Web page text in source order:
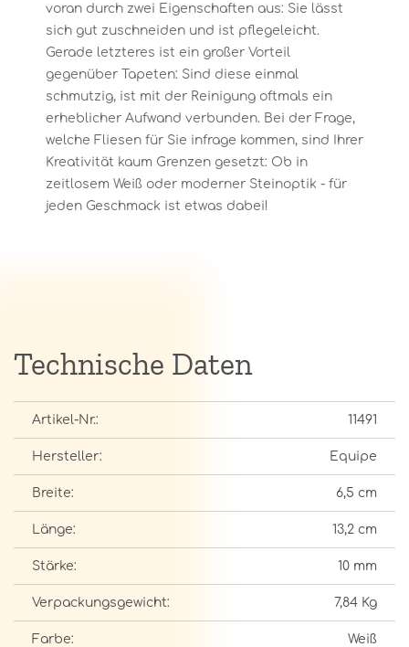
voran durch zwei Eigenschaften aus: Sie lässt
sich gut zuschneiden und ist pflegeleicht.
Gerade letzteres ist ein großer Vorteil
gegenüber Tapeten: Sind diese einmal
schmutzig, ist mit der Reinigung oftmals ein
erheblicher Aufwand verbunden. Bei der Frage,
welche Fliesen für Sie infrage kommen, sind Ihrer
Kreativität kaum Grenzen gesetzt: Ob in
zeitlosem Weiß oder moderner Steinoptik - für
jeden Geschmack ist etwas dabei!
Technische Daten
Artikel-Nr.: 11491
Hersteller: Equipe
Breite: 6,5 cm
Länge: 13,2 cm
Stärke: 10 mm
Verpackungsgewicht: 7,84 Kg
Farbe: Weiß